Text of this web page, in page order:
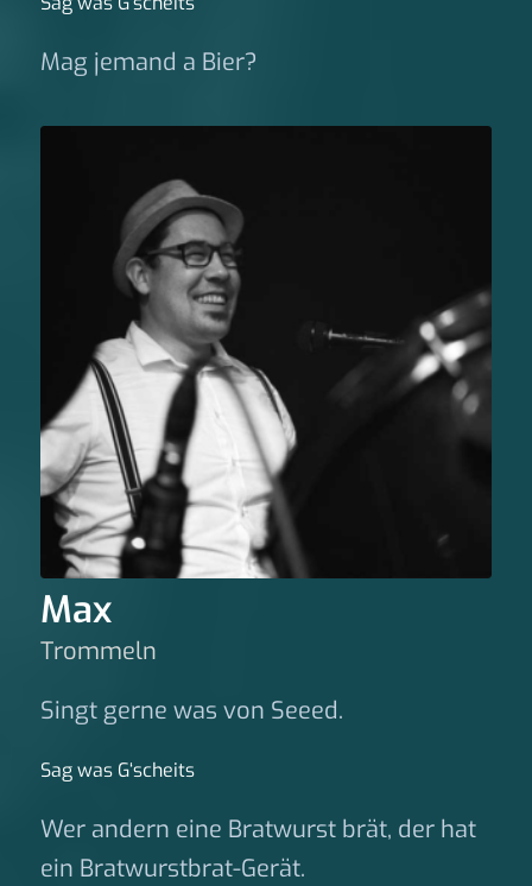
Mag jemand a Bier?
Max
Trommeln
Singt gerne was von Seeed.
Sag was G‘scheits
Wer andern eine Bratwurst brät, der hat
ein Bratwurstbrat-Gerät.